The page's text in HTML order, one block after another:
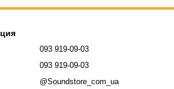
093 919-09-03
093 919-09-03
@Soundstore_com_ua